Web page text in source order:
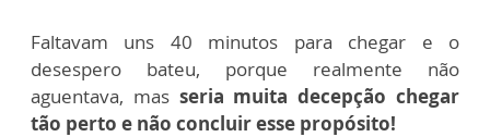
Faltavam uns 40 minutos para chegar e o
desespero bateu, porque realmente não
aguentava, mas seria muita decepção chegar
tão perto e não concluir esse propósito!